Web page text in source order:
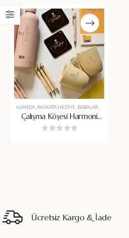
AJANDA AVUKATA HEDIYE BABALAR GÜNÜ
Çalışma Köşesi Harmoni
Seti
Ücretsiz Kargo & İade